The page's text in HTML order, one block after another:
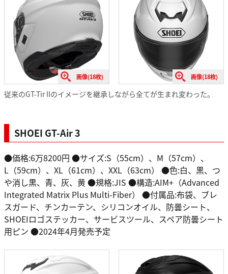
画像(18枚) 画像(18枚)
従来のGT-Tir IIのイメージを継承しながら全てが生まれ変わった。
SHOEI GT-Air 3
●価格:6万8200円 ●サイズ:S（55cm）、M（57cm）、
L（59cm）、XL（61cm）、XXL（63cm） ●色:白、黒、つ
や消し黒、青、灰、黄 ●規格:JIS ●構造:AIM+（Advanced
Integrated Matrix Plus Multi-Fiber） ●付属品:布袋、ブレ
スガード、チンカーテン、シリコンオイル、防曇シート、
SHOEIロゴステッカー、サービスツール、スペア防曇シート
用ピン ●2024年4月発売予定